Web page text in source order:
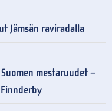
Jämsän raviradalla
mestaruudet –